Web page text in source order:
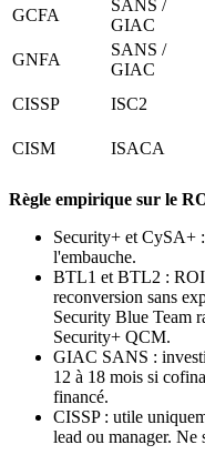
GCFA
SANS /
GIAC
GNFA
SANS /
GIAC
CISSP
ISC2
CISM
ISACA
Règle empirique sur le
Security+ et CySA+
l'embauche.
BTL1 et BTL2 : ROI
reconversion sans
Security Blue Team
Security+ QCM.
GIAC SANS :
12 à 18 mois si
financé.
CISSP : utile
lead ou manager.